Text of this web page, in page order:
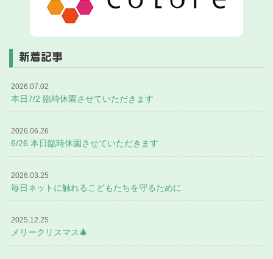
新着記事
2026.07.02
本日7/2 臨時休園させていただきます
2026.06.26
6/26 本日臨時休園させていただきます
2026.03.25
毎日ネットに触れるこどもたちを守るために
2025.12.25
メリークリスマス🎄